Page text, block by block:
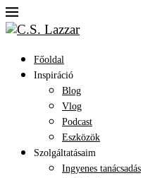
Főoldal
Inspiráció
Blog
Vlog
Podcast
Eszközök
Szolgáltatásaim
Ingyenes tanácsadás